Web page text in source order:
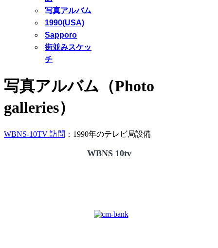
写真アルバム
1990(USA)
Sapporo
街並みスケッ
チ
写真アルバム（Photo
galleries）
WBNS-10TV 訪問 ：1990年のテレビ局設備
WBNS 10tv